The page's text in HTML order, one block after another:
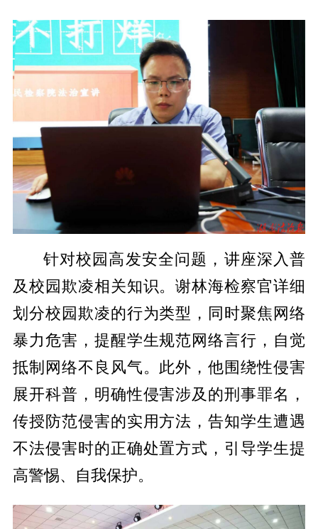
针对校园高发安全问题，讲座深入普
及校园欺凌相关知识。谢林海检察官详细
划分校园欺凌的行为类型，同时聚焦网络
暴力危害，提醒学生规范网络言行，自觉
抵制网络不良风气。此外，他围绕性侵害
展开科普，明确性侵害涉及的刑事罪名，
传授防范侵害的实用方法，告知学生遭遇
不法侵害时的正确处置方式，引导学生提
高警惕、自我保护。